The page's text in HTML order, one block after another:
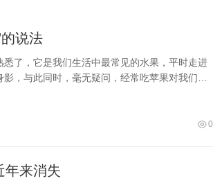
说法
了，它是我们生活中最常见的水果，平时走进
，与此同时，毫无疑问，经常吃苹果对我们的
0
年来消失